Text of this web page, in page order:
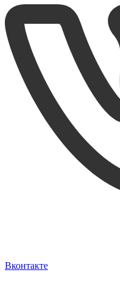
Вконтакте